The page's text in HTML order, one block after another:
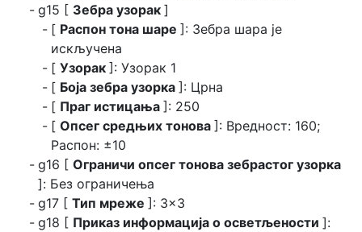
g15 [ Зебра узорак ]
[ Распон тона шаре ]: Зебра шара је
искључена
[ Узорак ]: Узорак 1
[ Боја зебра узорка ]: Црна
[ Праг истицања ]: 250
[ Опсег средњих тонова ]: Вредност: 160;
Распон: ±10
g16 [ Ограничи опсег тонова зебрастог узорка
]: Без ограничења
g17 [ Тип мреже ]: 3×3
g18 [ Приказ информација о осветљености ]: